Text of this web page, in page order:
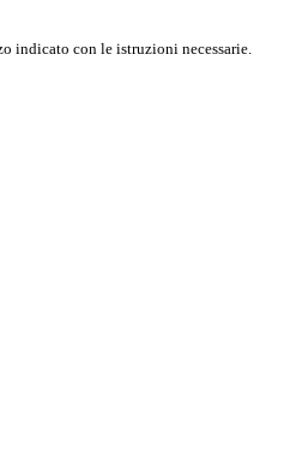
indicato con le istruzioni necessarie.